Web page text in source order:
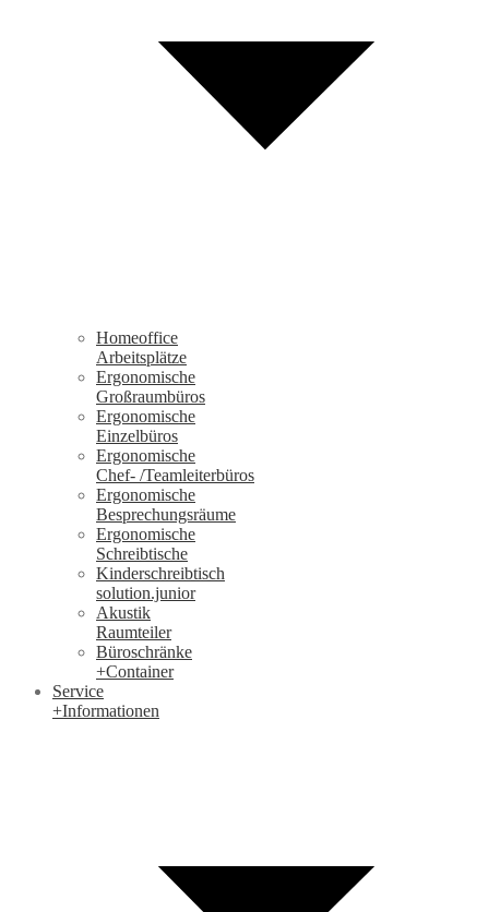
Homeoffice
Arbeitsplätze
Ergonomische
Großraumbüros
Ergonomische
Einzelbüros
Ergonomische
Chef- /Teamleiterbüros
Ergonomische
Besprechungsräume
Ergonomische
Schreibtische
Kinderschreibtisch
solution.junior
Akustik
Raumteiler
Büroschränke
+Container
Service
+Informationen